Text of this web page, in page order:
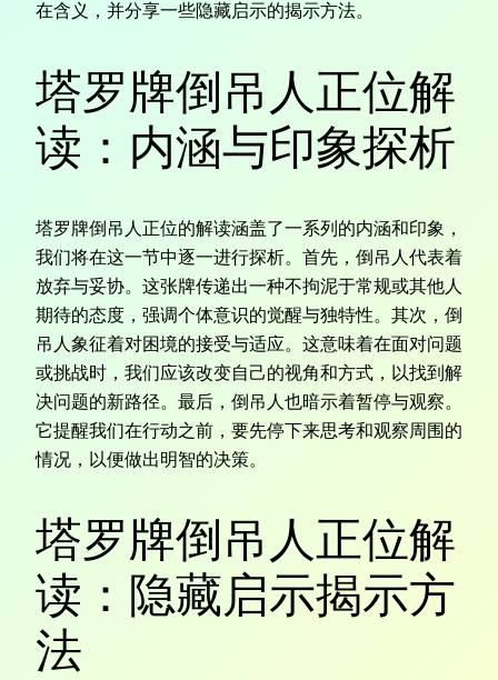
在含义，并分享一些隐藏启示的揭示方法。
塔罗牌倒吊人正位解
读：内涵与印象探析
塔罗牌倒吊人正位的解读涵盖了一系列的内涵和印象，
我们将在这一节中逐一进行探析。首先，倒吊人代表着
放弃与妥协。这张牌传递出一种不拘泥于常规或其他人
期待的态度，强调个体意识的觉醒与独特性。其次，倒
吊人象征着对困境的接受与适应。这意味着在面对问题
或挑战时，我们应该改变自己的视角和方式，以找到解
决问题的新路径。最后，倒吊人也暗示着暂停与观察。
它提醒我们在行动之前，要先停下来思考和观察周围的
情况，以便做出明智的决策。
塔罗牌倒吊人正位解
读：隐藏启示揭示方
法